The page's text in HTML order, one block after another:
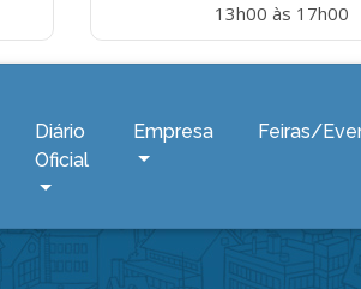
13h00 às 17h00
Diário
Oficial
Empresa Feiras/